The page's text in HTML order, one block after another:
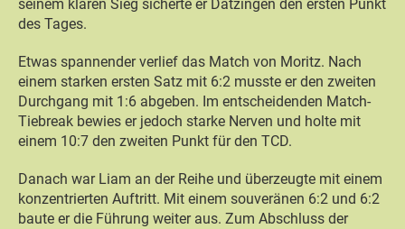
seinem klaren Sieg sicherte er Dätzingen den ersten Punkt
des Tages.
Etwas spannender verlief das Match von Moritz. Nach
einem starken ersten Satz mit 6:2 musste er den zweiten
Durchgang mit 1:6 abgeben. Im entscheidenden Match-
Tiebreak bewies er jedoch starke Nerven und holte mit
einem 10:7 den zweiten Punkt für den TCD.
Danach war Liam an der Reihe und überzeugte mit einem
konzentrierten Auftritt. Mit einem souveränen 6:2 und 6:2
baute er die Führung weiter aus. Zum Abschluss der